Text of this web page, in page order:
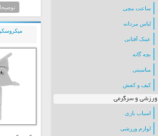
ساعت مچی
لباس مردانه
عینک آفتابی
بچه گانه
مناسبتی
کیف و کفش
ورزشی و سرگرمی
اسباب بازی
لوازم ورزشی
مورد استفاده